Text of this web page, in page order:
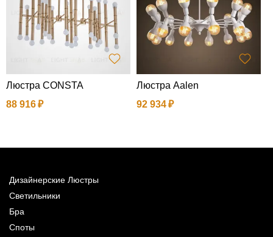
Люстра CONSTA
88 916
Люстра Aalen
92 934
Дизайнерские Люстры
Светильники
Бра
Споты